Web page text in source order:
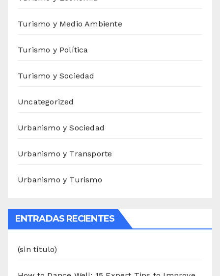
Turismo y Medio Ambiente
Turismo y Política
Turismo y Sociedad
Uncategorized
Urbanismo y Sociedad
Urbanismo y Transporte
Urbanismo y Turismo
ENTRADAS RECIENTES
(sin título)